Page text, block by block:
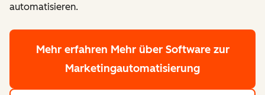
automatisieren.
Mehr erfahren Mehr über Software zur
Marketingautomatisierung